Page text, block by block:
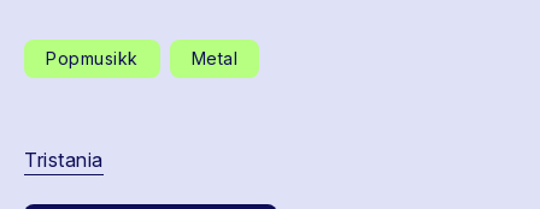
Popmusikk Metal
Tristania